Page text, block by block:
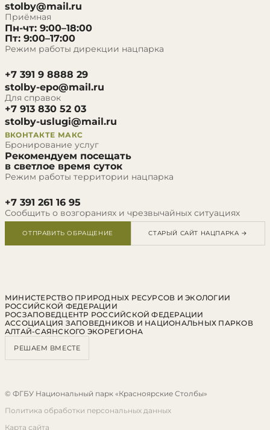
stolby@mail.ru
Приёмная
Пн-чт: 9:00–18:00
Пт: 9:00–17:00
Режим работы дирекции нацпарка
+7 391 9 8888 29
stolby-epo@mail.ru
Для справок
+7 913 830 52 03
stolby-uslugi@mail.ru
ВКОНТАКТЕ МАКС
Бронирование услуг
Рекомендуем посещать
в светлое время суток
Режим работы территории нацпарка
+7 391 261 16 95
Сообщить о возгораниях и чрезвычайных ситуациях
ОТПРАВИТЬ ОБРАЩЕНИЕ СТАРЫЙ САЙТ НАЦПАРКА →
МИНИСТЕРСТВО ПРИРОДНЫХ РЕСУРСОВ И ЭКОЛОГИИ
РОССИЙСКОЙ ФЕДЕРАЦИИ
РОСЗАПОВЕДЦЕНТР РОССИЙСКОЙ ФЕДЕРАЦИИ
АССОЦИАЦИЯ ЗАПОВЕДНИКОВ И НАЦИОНАЛЬНЫХ ПАРКОВ
АЛТАЙ-САЯНСКОГО ЭКОРЕГИОНА
РЕШАЕМ ВМЕСТЕ
© ФГБУ Национальный парк «Красноярские Столбы»
Политика обработки персональных данных
Карта сайта